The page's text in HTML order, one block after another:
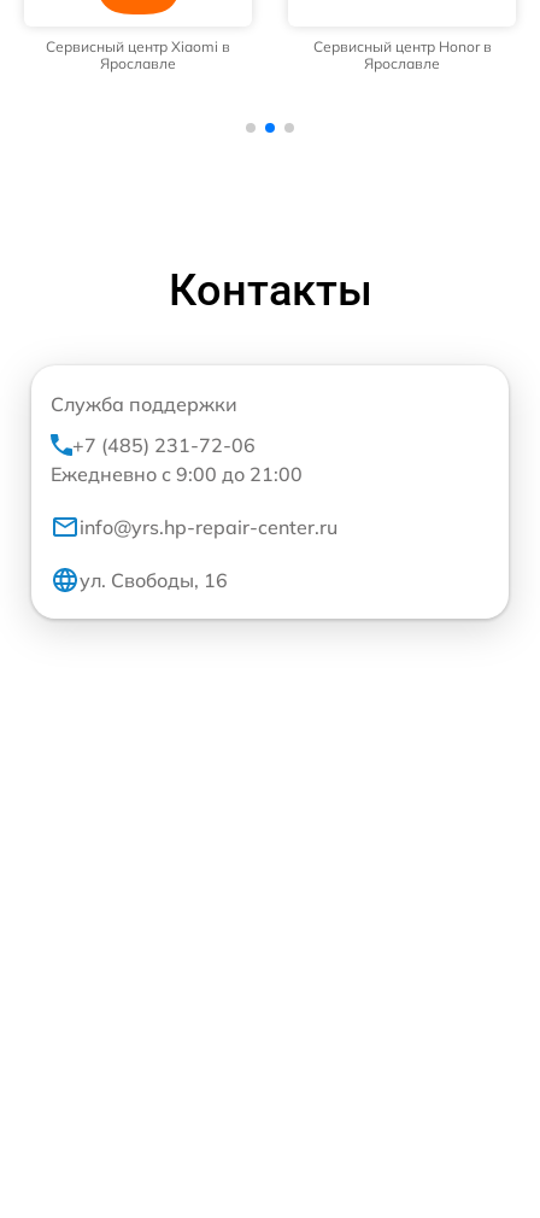
Сервисный центр Xiaomi в
Ярославле
Сервисный центр Honor в
Ярославле
Контакты
Служба поддержки
+7 (485) 231-72-06
Ежедневно с 9:00 до 21:00
info@yrs.hp-repair-center.ru
ул. Свободы, 16